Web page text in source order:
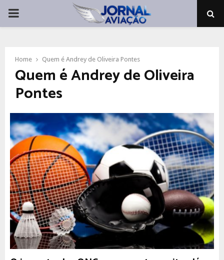
PRIMARY
Home Quem é Andrey de Oliveira Pontes
Quem é Andrey de Oliveira
Pontes